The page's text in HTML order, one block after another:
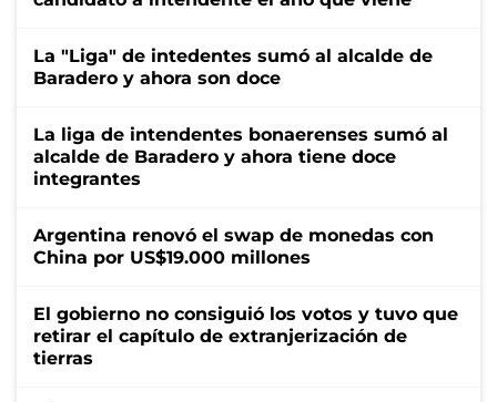
La "Liga" de intedentes sumó al alcalde de
Baradero y ahora son doce
La liga de intendentes bonaerenses sumó al
alcalde de Baradero y ahora tiene doce
integrantes
Argentina renovó el swap de monedas con
China por US$19.000 millones
El gobierno no consiguió los votos y tuvo que
retirar el capítulo de extranjerización de
tierras